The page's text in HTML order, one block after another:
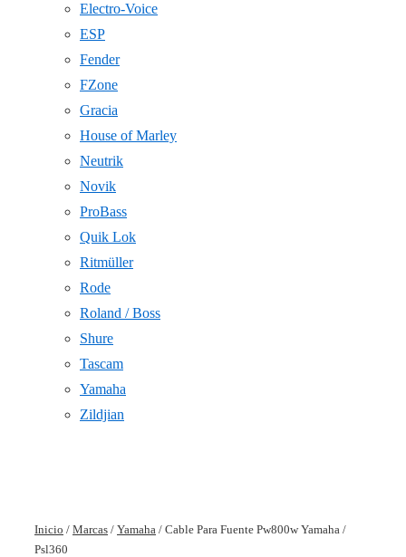
Electro-Voice
ESP
Fender
FZone
Gracia
House of Marley
Neutrik
Novik
ProBass
Quik Lok
Ritmüller
Rode
Roland / Boss
Shure
Tascam
Yamaha
Zildjian
Inicio / Marcas / Yamaha / Cable Para Fuente Pw800w Yamaha /
Psl360